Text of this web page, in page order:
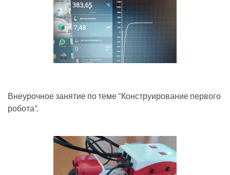
Внеурочное занятие по теме “Конструирование первого
робота”.